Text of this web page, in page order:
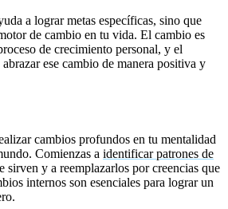
a lograr metas específicas, sino que
de cambio en tu vida. El cambio es
de crecimiento personal, y el
ese cambio de manera positiva y
cambios profundos en tu mentalidad
Comienzas a identificar patrones de
sirven y a reemplazarlos por creencias que
internos son esenciales para lograr un